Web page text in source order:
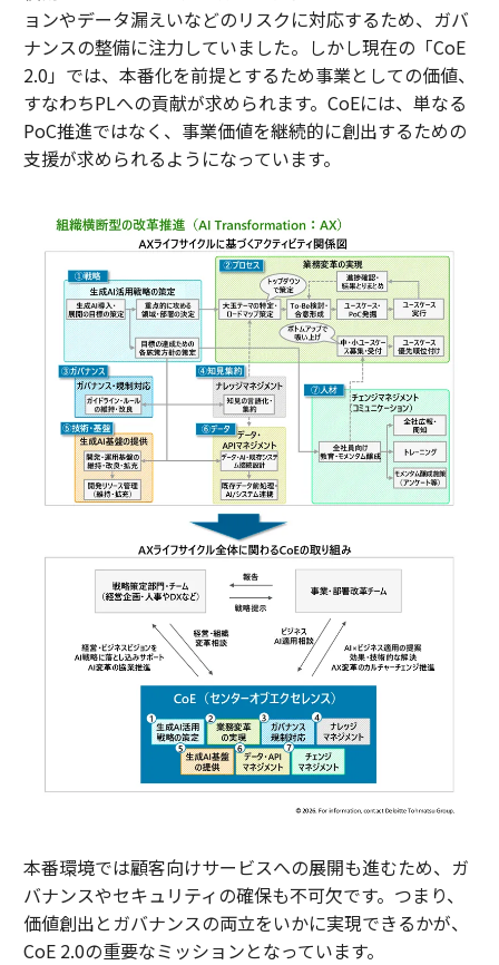
ョンやデータ漏えいなどのリスクに対応するため、ガバ
ナンスの整備に注力していました。しかし現在の「CoE
2.0」では、本番化を前提とするため事業としての価値、
すなわちPLへの貢献が求められます。CoEには、単なる
PoC推進ではなく、事業価値を継続的に創出するための
支援が求められるようになっています。
本番環境では顧客向けサービスへの展開も進むため、ガ
バナンスやセキュリティの確保も不可欠です。つまり、
価値創出とガバナンスの両立をいかに実現できるかが、
CoE 2.0の重要なミッションとなっています。